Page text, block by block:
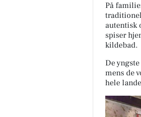
På
autentisk
spiser
kildebad.
De
mens de
hele